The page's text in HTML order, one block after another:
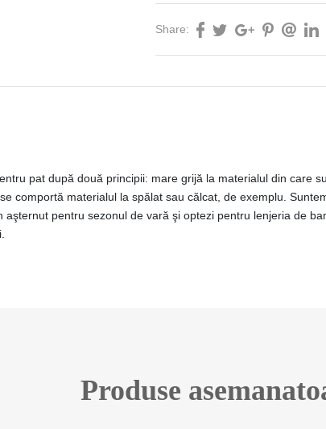
Share:
pat după două principii: mare grijă la materialul din care
comportă materialul la spălat sau călcat, de exemplu.
pentru sezonul de vară şi optezi pentru lenjeria de
Produse